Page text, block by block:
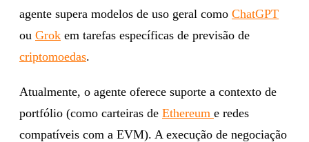
agente supera modelos de uso geral como ChatGPT
ou Grok em tarefas específicas de previsão de
criptomoedas.
Atualmente, o agente oferece suporte a contexto de
portfólio (como carteiras de Ethereum e redes
compatíveis com a EVM). A execução de negociação